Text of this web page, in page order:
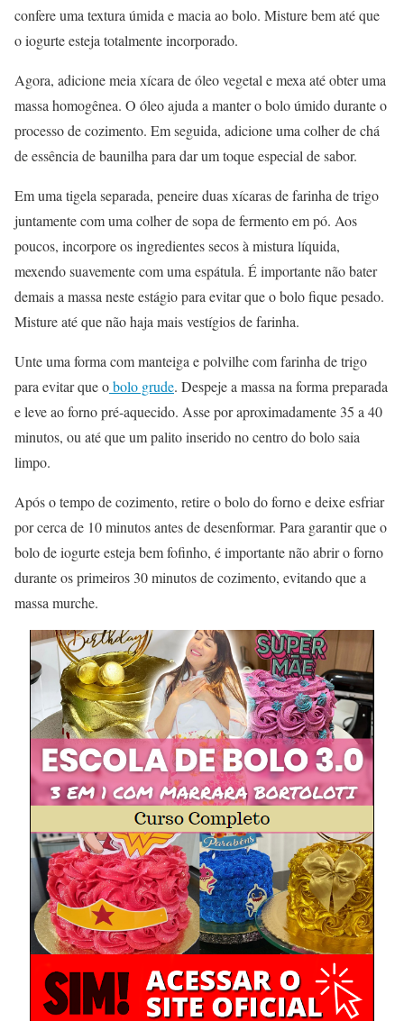
confere uma textura úmida e macia ao bolo. Misture bem até que
o iogurte esteja totalmente incorporado.
Agora, adicione meia xícara de óleo vegetal e mexa até obter uma
massa homogênea. O óleo ajuda a manter o bolo úmido durante o
processo de cozimento. Em seguida, adicione uma colher de chá
de essência de baunilha para dar um toque especial de sabor.
Em uma tigela separada, peneire duas xícaras de farinha de trigo
juntamente com uma colher de sopa de fermento em pó. Aos
poucos, incorpore os ingredientes secos à mistura líquida,
mexendo suavemente com uma espátula. É importante não bater
demais a massa neste estágio para evitar que o bolo fique pesado.
Misture até que não haja mais vestígios de farinha.
Unte uma forma com manteiga e polvilhe com farinha de trigo
para evitar que obolo grude. Despeje a massa na forma preparada
e leve ao forno pré-aquecido. Asse por aproximadamente 35 a 40
minutos, ou até que um palito inserido no centro do bolo saia
limpo.
Após o tempo de cozimento, retire o bolo do forno e deixe esfriar
por cerca de 10 minutos antes de desenformar. Para garantir que o
bolo de iogurte esteja bem fofinho, é importante não abrir o forno
durante os primeiros 30 minutos de cozimento, evitando que a
massa murche.